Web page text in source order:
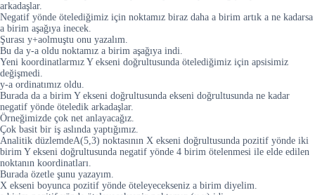
arkadaşlar.
Negatif yönde ötelediğimiz için noktamız biraz daha a birim artık a ne kadarsa
a birim aşağıya inecek.
Şurası y+aolmuştu onu yazalım.
Bu da y-a oldu noktamız a birim aşağıya indi.
Yeni koordinatlarmız Y ekseni doğrultusunda ötelediğimiz için apsisimiz
değişmedi.
y-a ordinatımız oldu.
Burada da a birim Y ekseni doğrultusunda ekseni doğrultusunda ne kadar
negatif yönde öteledik arkadaşlar.
Örneğimizde çok net anlayacağız.
Çok basit bir iş aslında yaptığımız.
Analitik düzlemdeA(5,3) noktasının X ekseni doğrultusunda pozitif yönde iki
birim Y ekseni doğrultusunda negatif yönde 4 birim ötelenmesi ile elde edilen
noktanın koordinatları.
Burada özetle şunu yazayım.
X ekseni boyunca pozitif yönde öteleyecekseniz a birim diyelim.